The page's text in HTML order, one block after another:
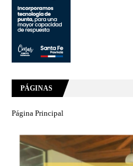
PÁGINAS
Página Principal